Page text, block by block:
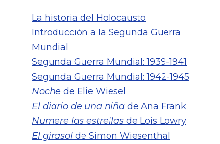
La historia del Holocausto
Introducción a la Segunda Guerra
Mundial
Segunda Guerra Mundial: 1939-1941
Segunda Guerra Mundial: 1942-1945
Noche de Elie Wiesel
El diario de una niña de Ana Frank
Numere las estrellas de Lois Lowry
El girasol de Simon Wiesenthal